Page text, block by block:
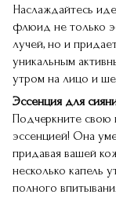
Наслаждайтесь
флюид не только
лучей, но и
уникальным
утром на лицо и
Эссенция для
Подчеркните
эссенцией! Она
придавая вашей
несколько капель
полного